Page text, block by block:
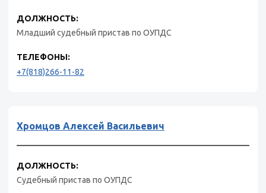
ДОЛЖНОСТЬ:
Младший судебный пристав по ОУПДС
ТЕЛЕФОНЫ:
+7(818)266-11-82
Хромцов Алексей Васильевич
ДОЛЖНОСТЬ:
Судебный пристав по ОУПДС